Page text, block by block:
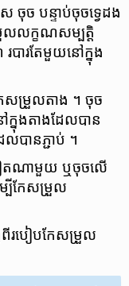
ច​ បន្ទាប់​ចុច​ទ្វេ​ដង​
លក្ខណសម្បត្តិ​
ារ​តែ​មួយ​នៅ​ក្នុង​
ែសម្រួល​តាង ។ ចុច​
ក្នុង​តាង​ដែលបាន
បានភ្ជាប់ ។
ៀត​ណាមួយ ឬ​ចុច​លើ​
បី​កែសម្រួល​
របៀប​កែសម្រួល​